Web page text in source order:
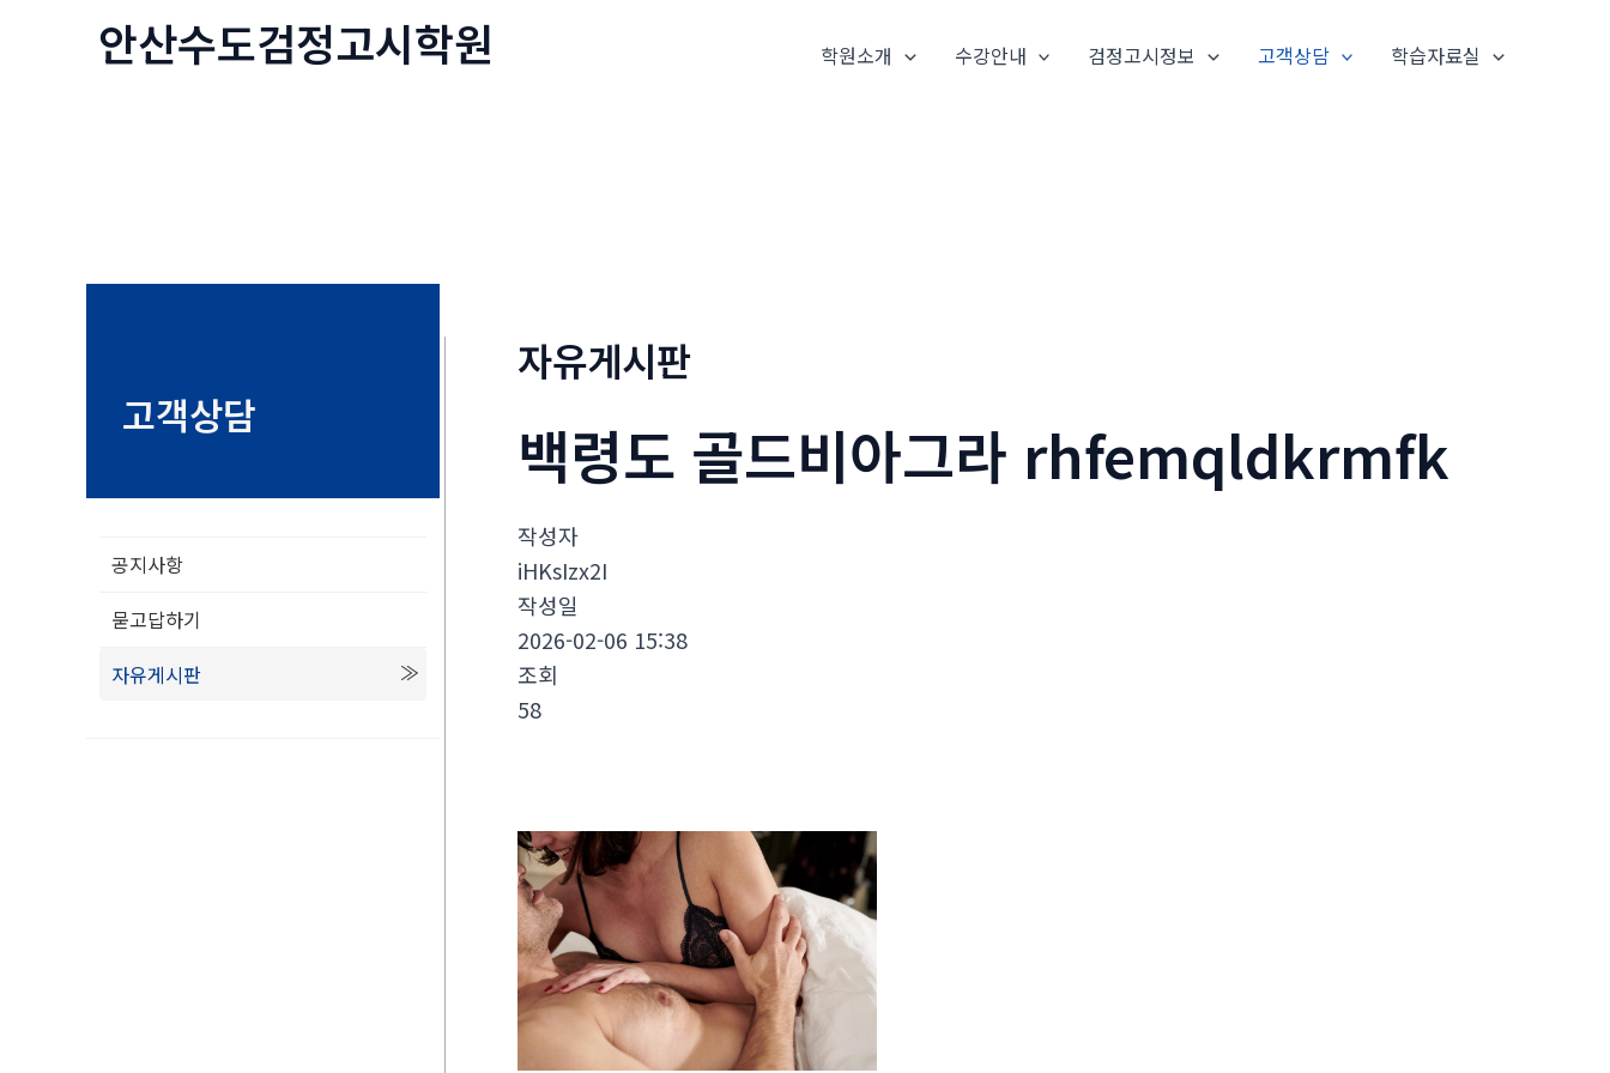
안산수도검정고시학원 학원소개 수강안내 검정고시정보 고객상담 학습자료실
고객상담
공지사항
묻고답하기
자유게시판
자유게시판
백령도 골드비아그라 rhfemqldkrmfk
작성자
iHKsIzx2I
작성일
2026-02-06 15:38
조회
58